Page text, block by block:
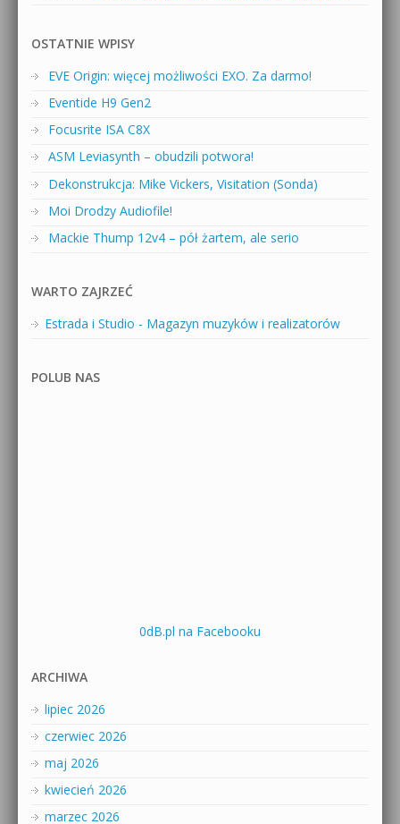
OSTATNIE WPISY
EVE Origin: więcej możliwości EXO. Za darmo!
Eventide H9 Gen2
Focusrite ISA C8X
ASM Leviasynth – obudzili potwora!
Dekonstrukcja: Mike Vickers, Visitation (Sonda)
Moi Drodzy Audiofile!
Mackie Thump 12v4 – pół żartem, ale serio
WARTO ZAJRZEĆ
Estrada i Studio - Magazyn muzyków i realizatorów
POLUB NAS
0dB.pl na Facebooku
ARCHIWA
lipiec 2026
czerwiec 2026
maj 2026
kwiecień 2026
marzec 2026